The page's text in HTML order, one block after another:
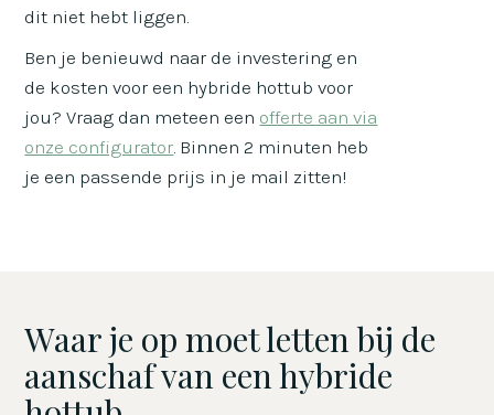
dit niet hebt liggen.
Ben je benieuwd naar de investering en
de kosten voor een hybride hottub voor
jou? Vraag dan meteen een offerte aan via
onze configurator . Binnen 2 minuten heb
je een passende prijs in je mail zitten!
Waar je op moet letten bij de
aanschaf van een hybride